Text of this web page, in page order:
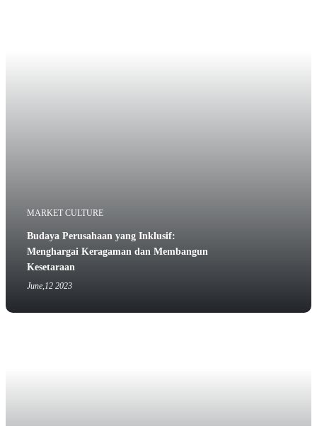
MARKET CULTURE
Budaya Perusahaan yang Inklusif:
Menghargai Keragaman dan Membangun
Kesetaraan
June,12 2023